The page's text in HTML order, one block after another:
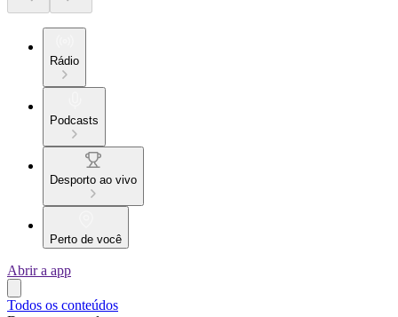
Rádio
Podcasts
Desporto ao vivo
Perto de você
Abrir a app
Todos os conteúdos